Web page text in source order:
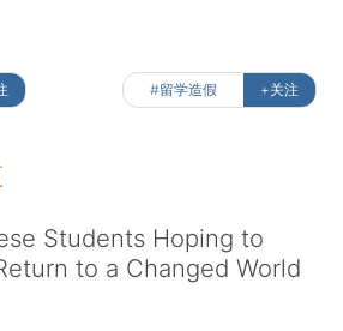
#留学造假 +关注
Students Hoping to
to a Changed World